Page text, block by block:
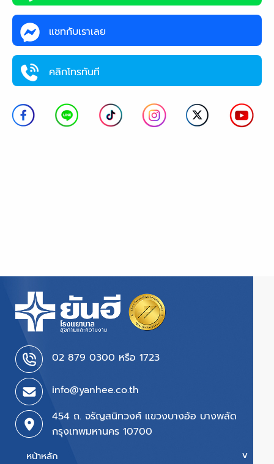
แชทกับเราเลย
คลิกโทรทันที
02 879 0300 หรือ 1723
info@yanhee.co.th
454 ถ. จรัญสนิทวงศ์ แขวงบางอ้อ บางพลัด
กรุงเทพมหานคร 10700
หน้าหลัก